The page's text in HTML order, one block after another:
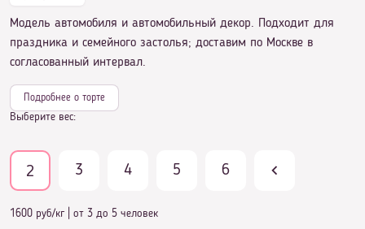
Модель автомобиля и автомобильный декор. Подходит для
праздника и семейного застолья; доставим по Москве в
согласованный интервал.
Подробнее о торте
Выберите вес:
2 3 4 5 6
1600 руб/кг от 3 до 5 человек